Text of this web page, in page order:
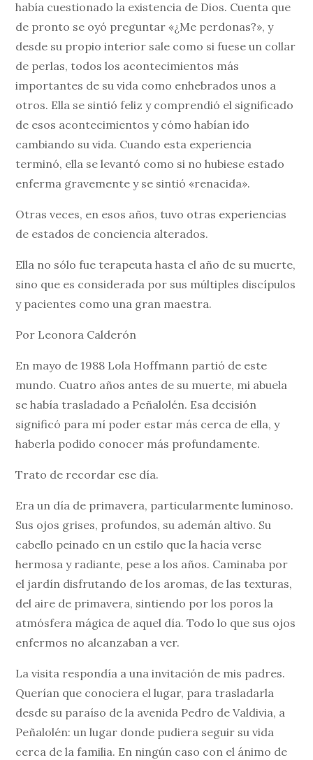
había cuestionado la existencia de Dios. Cuenta que
de pronto se oyó preguntar «¿Me perdonas?», y
desde su propio interior sale como si fuese un collar
de perlas, todos los acontecimientos más
importantes de su vida como enhebrados unos a
otros. Ella se sintió feliz y comprendió el significado
de esos acontecimientos y cómo habían ido
cambiando su vida. Cuando esta experiencia
terminó, ella se levantó como si no hubiese estado
enferma gravemente y se sintió «renacida».
Otras veces, en esos años, tuvo otras experiencias
de estados de conciencia alterados.
Ella no sólo fue terapeuta hasta el año de su muerte,
sino que es considerada por sus múltiples discípulos
y pacientes como una gran maestra.
Por Leonora Calderón
En mayo de 1988 Lola Hoffmann partió de este
mundo. Cuatro años antes de su muerte, mi abuela
se había trasladado a Peñalolén. Esa decisión
significó para mí poder estar más cerca de ella, y
haberla podido conocer más profundamente.
Trato de recordar ese día.
Era un día de primavera, particularmente luminoso.
Sus ojos grises, profundos, su ademán altivo. Su
cabello peinado en un estilo que la hacía verse
hermosa y radiante, pese a los años. Caminaba por
el jardín disfrutando de los aromas, de las texturas,
del aire de primavera, sintiendo por los poros la
atmósfera mágica de aquel día. Todo lo que sus ojos
enfermos no alcanzaban a ver.
La visita respondía a una invitación de mis padres.
Querían que conociera el lugar, para trasladarla
desde su paraíso de la avenida Pedro de Valdivia, a
Peñalolén: un lugar donde pudiera seguir su vida
cerca de la familia. En ningún caso con el ánimo de